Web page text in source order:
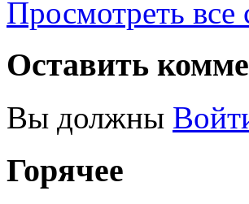
Просмотреть
Оставить
Вы должны
Горячее